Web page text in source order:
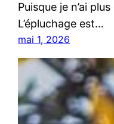
Puisque je n’ai
L’épluchage est…
mai 1, 2026